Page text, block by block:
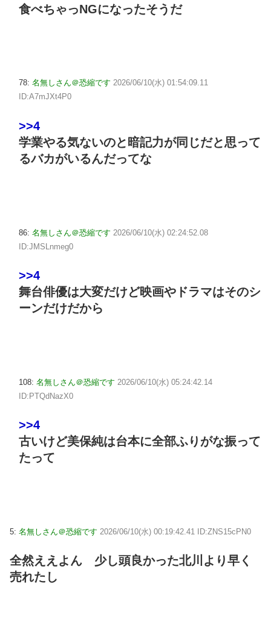
食べちゃっNGになったそうだ
78: 名無しさん＠恐縮です 2026/06/10(水) 01:54:09.11
ID:A7mJXt4P0
>>4
学業やる気ないのと暗記力が同じだと思って
るバカがいるんだってな
86: 名無しさん＠恐縮です 2026/06/10(水) 02:24:52.08
ID:JMSLnmeg0
>>4
舞台俳優は大変だけど映画やドラマはそのシ
ーンだけだから
108: 名無しさん＠恐縮です 2026/06/10(水) 05:24:42.14
ID:PTQdNazX0
>>4
古いけど美保純は台本に全部ふりがな振って
たって
5: 名無しさん＠恐縮です 2026/06/10(水) 00:19:42.41 ID:ZNS15cPN0
全然ええよん 少し頭良かった北川より早く
売れたし